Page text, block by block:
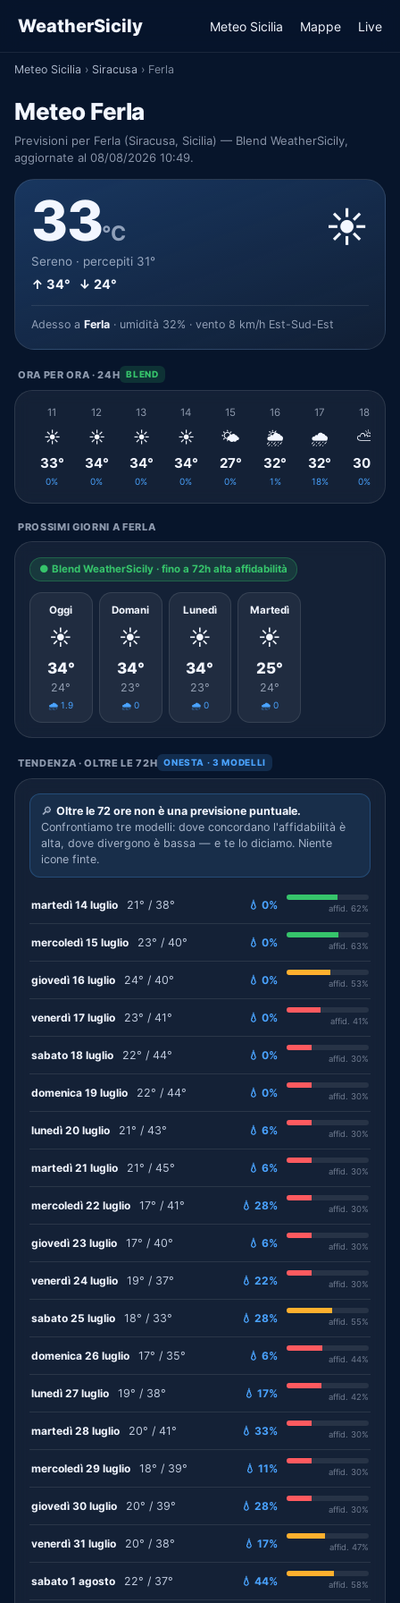
WeatherSicily Meteo Sicilia Mappe Live
Meteo Sicilia › Siracusa › Ferla
Meteo Ferla
Previsioni per Ferla (Siracusa, Sicilia) — Blend WeatherSicily,
aggiornate al 08/08/2026 10:49.
33°C
Sereno · percepiti 31°
↑ 34° ↓ 24°
☀️
Adesso a Ferla · umidità 32% · vento 8 km/h Est-Sud-Est
ORA PER ORA · 24H BLEND
11
☀️
33°
0%
12
☀️
34°
0%
13
☀️
34°
0%
14
☀️
34°
0%
15
🌤️
27°
0%
16
🌦️
32°
1%
17
🌧️
32°
18%
18
⛅
30°
0%
PROSSIMI GIORNI A FERLA
● Blend WeatherSicily · fino a 72h alta affidabilità
Oggi
☀️
34°
24°
🌧️ 1.9
Domani
☀️
34°
23°
🌧️ 0
Lunedì
☀️
34°
23°
🌧️ 0
Martedì
☀️
25°
24°
🌧️ 0
TENDENZA · OLTRE LE 72H ONESTA · 3 MODELLI
🔎 Oltre le 72 ore non è una previsione puntuale.
Confrontiamo tre modelli: dove concordano l'affidabilità è
alta, dove divergono è bassa — e te lo diciamo. Niente
icone finte.
martedì 14 luglio 21° / 38° 💧 0% affid. 62%
mercoledì 15 luglio 23° / 40° 💧 0% affid. 63%
giovedì 16 luglio 24° / 40° 💧 0% affid. 53%
venerdì 17 luglio 23° / 41° 💧 0% affid. 41%
sabato 18 luglio 22° / 44° 💧 0% affid. 30%
domenica 19 luglio 22° / 44° 💧 0% affid. 30%
lunedì 20 luglio 21° / 43° 💧 6% affid. 30%
martedì 21 luglio 21° / 45° 💧 6% affid. 30%
mercoledì 22 luglio 17° / 41° 💧 28% affid. 30%
giovedì 23 luglio 17° / 40° 💧 6% affid. 30%
venerdì 24 luglio 19° / 37° 💧 22% affid. 30%
sabato 25 luglio 18° / 33° 💧 28% affid. 55%
domenica 26 luglio 17° / 35° 💧 6% affid. 44%
lunedì 27 luglio 19° / 38° 💧 17% affid. 42%
martedì 28 luglio 20° / 41° 💧 33% affid. 30%
mercoledì 29 luglio 18° / 39° 💧 11% affid. 30%
giovedì 30 luglio 20° / 39° 💧 28% affid. 30%
venerdì 31 luglio 20° / 38° 💧 17% affid. 47%
sabato 1 agosto 22° / 37° 💧 44% affid. 58%